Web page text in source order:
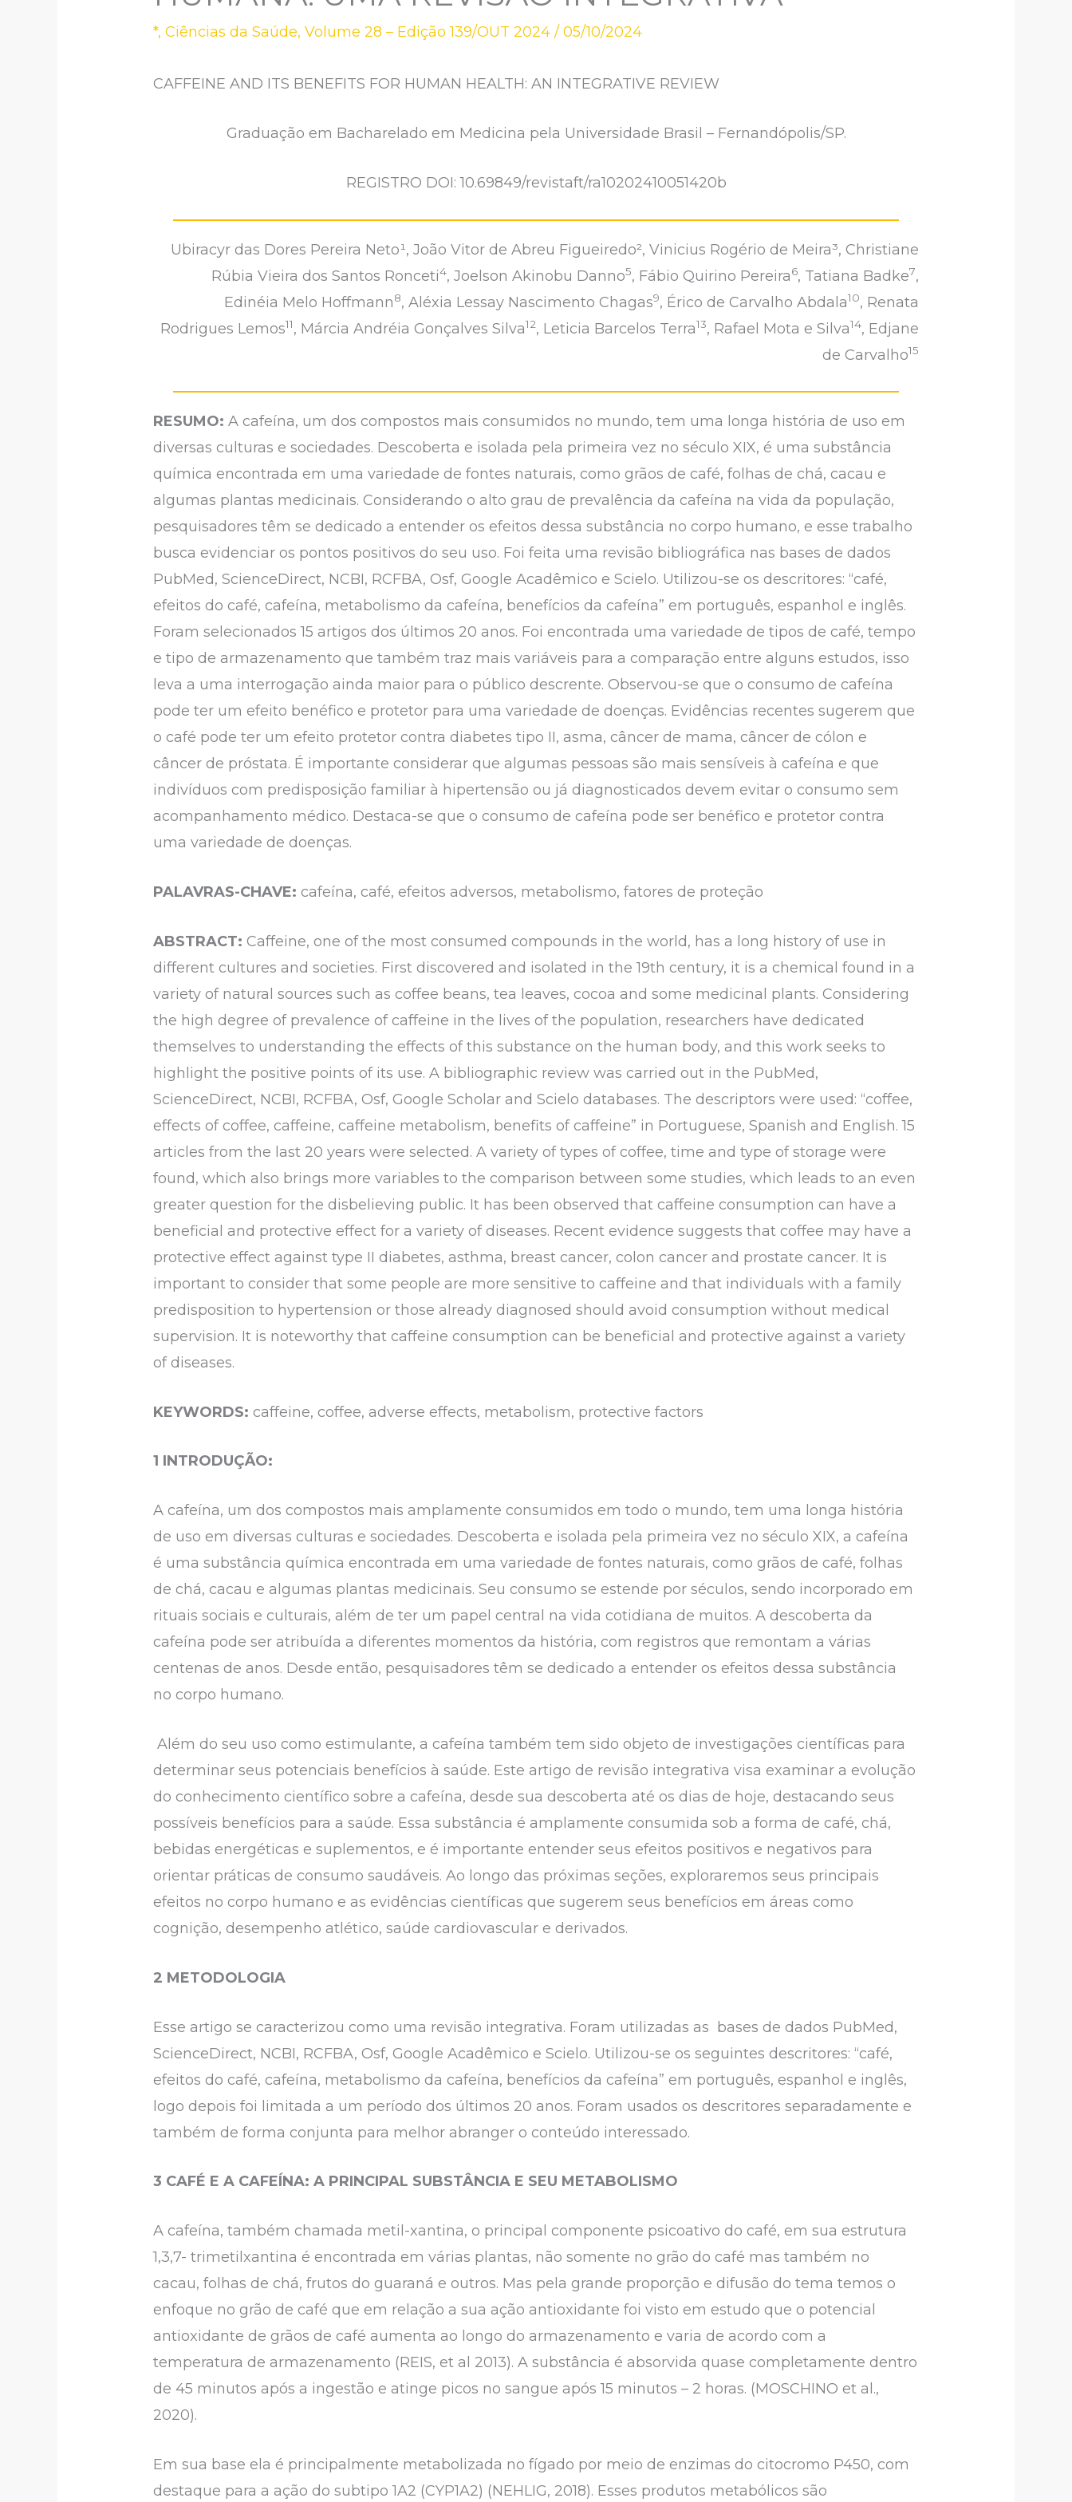
*,Ciências da Saúde,Volume 28 – Edição 139/OUT 2024 /05/10/2024
CAFFEINE AND ITS BENEFITS FOR HUMAN HEALTH: AN INTEGRATIVE REVIEW
Graduação em Bacharelado em Medicina pela Universidade Brasil – Fernandópolis/SP.
REGISTRO DOI: 10.69849/revistaft/ra10202410051420b
Ubiracyr das Dores Pereira Neto¹, João Vitor de Abreu Figueiredo², Vinicius Rogério de Meira³, Christiane
Rúbia Vieira dos Santos Ronceti4, Joelson Akinobu Danno5, Fábio Quirino Pereira6, Tatiana Badke7,
Edinéia Melo Hoffmann8, Aléxia Lessay Nascimento Chagas9, Érico de Carvalho Abdala10, Renata
Rodrigues Lemos11, Márcia Andréia Gonçalves Silva12, Leticia Barcelos Terra13, Rafael Mota e Silva14, Edjane
de Carvalho15
RESUMO: A cafeína, um dos compostos mais consumidos no mundo, tem uma longa história de uso em
diversas culturas e sociedades. Descoberta e isolada pela primeira vez no século XIX, é uma substância
química encontrada em uma variedade de fontes naturais, como grãos de café, folhas de chá, cacau e
algumas plantas medicinais. Considerando o alto grau de prevalência da cafeína na vida da população,
pesquisadores têm se dedicado a entender os efeitos dessa substância no corpo humano, e esse trabalho
busca evidenciar os pontos positivos do seu uso. Foi feita uma revisão bibliográfica nas bases de dados
PubMed, ScienceDirect, NCBI, RCFBA, Osf, Google Acadêmico e Scielo. Utilizou-se os descritores: “café,
efeitos do café, cafeína, metabolismo da cafeína, benefícios da cafeína” em português, espanhol e inglês.
Foram selecionados 15 artigos dos últimos 20 anos. Foi encontrada uma variedade de tipos de café, tempo
e tipo de armazenamento que também traz mais variáveis para a comparação entre alguns estudos, isso
leva a uma interrogação ainda maior para o público descrente. Observou-se que o consumo de cafeína
pode ter um efeito benéfico e protetor para uma variedade de doenças. Evidências recentes sugerem que
o café pode ter um efeito protetor contra diabetes tipo II, asma, câncer de mama, câncer de cólon e
câncer de próstata. É importante considerar que algumas pessoas são mais sensíveis à cafeína e que
indivíduos com predisposição familiar à hipertensão ou já diagnosticados devem evitar o consumo sem
acompanhamento médico. Destaca-se que o consumo de cafeína pode ser benéfico e protetor contra
uma variedade de doenças.
PALAVRAS-CHAVE: cafeína, café, efeitos adversos, metabolismo, fatores de proteção
ABSTRACT: Caffeine, one of the most consumed compounds in the world, has a long history of use in
different cultures and societies. First discovered and isolated in the 19th century, it is a chemical found in a
variety of natural sources such as coffee beans, tea leaves, cocoa and some medicinal plants. Considering
the high degree of prevalence of caffeine in the lives of the population, researchers have dedicated
themselves to understanding the effects of this substance on the human body, and this work seeks to
highlight the positive points of its use. A bibliographic review was carried out in the PubMed,
ScienceDirect, NCBI, RCFBA, Osf, Google Scholar and Scielo databases. The descriptors were used: “coffee,
effects of coffee, caffeine, caffeine metabolism, benefits of caffeine” in Portuguese, Spanish and English. 15
articles from the last 20 years were selected. A variety of types of coffee, time and type of storage were
found, which also brings more variables to the comparison between some studies, which leads to an even
greater question for the disbelieving public. It has been observed that caffeine consumption can have a
beneficial and protective effect for a variety of diseases. Recent evidence suggests that coffee may have a
protective effect against type II diabetes, asthma, breast cancer, colon cancer and prostate cancer. It is
important to consider that some people are more sensitive to caffeine and that individuals with a family
predisposition to hypertension or those already diagnosed should avoid consumption without medical
supervision. It is noteworthy that caffeine consumption can be beneficial and protective against a variety
of diseases.
KEYWORDS: caffeine, coffee, adverse effects, metabolism, protective factors
1 INTRODUÇÃO:
A cafeína, um dos compostos mais amplamente consumidos em todo o mundo, tem uma longa história
de uso em diversas culturas e sociedades. Descoberta e isolada pela primeira vez no século XIX, a cafeína
é uma substância química encontrada em uma variedade de fontes naturais, como grãos de café, folhas
de chá, cacau e algumas plantas medicinais. Seu consumo se estende por séculos, sendo incorporado em
rituais sociais e culturais, além de ter um papel central na vida cotidiana de muitos. A descoberta da
cafeína pode ser atribuída a diferentes momentos da história, com registros que remontam a várias
centenas de anos. Desde então, pesquisadores têm se dedicado a entender os efeitos dessa substância
no corpo humano.
Além do seu uso como estimulante, a cafeína também tem sido objeto de investigações científicas para
determinar seus potenciais benefícios à saúde. Este artigo de revisão integrativa visa examinar a evolução
do conhecimento científico sobre a cafeína, desde sua descoberta até os dias de hoje, destacando seus
possíveis benefícios para a saúde. Essa substância é amplamente consumida sob a forma de café, chá,
bebidas energéticas e suplementos, e é importante entender seus efeitos positivos e negativos para
orientar práticas de consumo saudáveis. Ao longo das próximas seções, exploraremos seus principais
efeitos no corpo humano e as evidências científicas que sugerem seus benefícios em áreas como
cognição, desempenho atlético, saúde cardiovascular e derivados.
2 METODOLOGIA
Esse artigo se caracterizou como uma revisão integrativa. Foram utilizadas as bases de dados PubMed,
ScienceDirect, NCBI, RCFBA, Osf, Google Acadêmico e Scielo. Utilizou-se os seguintes descritores: “café,
efeitos do café, cafeína, metabolismo da cafeína, benefícios da cafeína” em português, espanhol e inglês,
logo depois foi limitada a um período dos últimos 20 anos. Foram usados os descritores separadamente e
também de forma conjunta para melhor abranger o conteúdo interessado.
3 CAFÉ E A CAFEÍNA: A PRINCIPAL SUBSTÂNCIA E SEU METABOLISMO
A cafeína, também chamada metil-xantina, o principal componente psicoativo do café, em sua estrutura
1,3,7- trimetilxantina é encontrada em várias plantas, não somente no grão do café mas também no
cacau, folhas de chá, frutos do guaraná e outros. Mas pela grande proporção e difusão do tema temos o
enfoque no grão de café que em relação a sua ação antioxidante foi visto em estudo que o potencial
antioxidante de grãos de café aumenta ao longo do armazenamento e varia de acordo com a
temperatura de armazenamento (REIS, et al 2013). A substância é absorvida quase completamente dentro
de 45 minutos após a ingestão e atinge picos no sangue após 15 minutos – 2 horas. (MOSCHINO et al.,
2020).
Em sua base ela é principalmente metabolizada no fígado por meio de enzimas do citocromo P450, com
destaque para a ação do subtipo 1A2 (CYP1A2) (NEHLIG, 2018). Esses produtos metabólicos são